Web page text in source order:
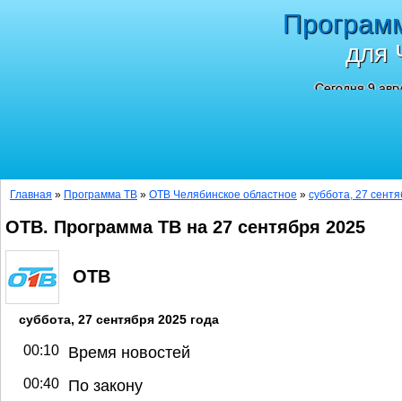
для
Сегодня 9
Главная » Программа ТВ » ОТВ Челябинское областное » суббота, 27
ОТВ. Программа ТВ на 27 сентября 2025
ОТВ
суббота, 27 сентября 2025 года
00:10 Время новостей
00:40 По закону